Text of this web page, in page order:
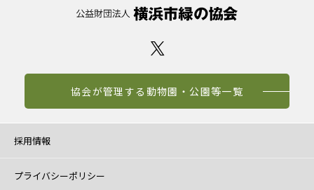
協会が管理する動物園・公園等一覧
採用情報
プライバシーポリシー